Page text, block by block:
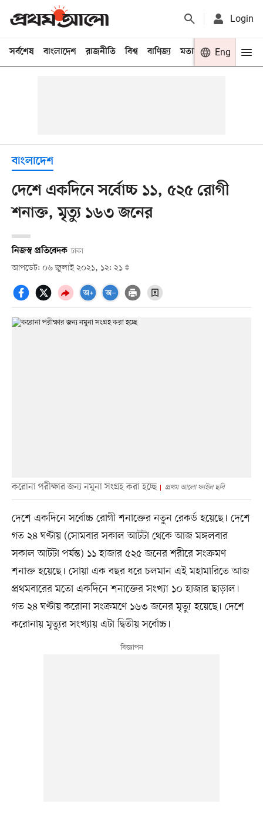
Login
সর্বশেষ বাংলাদেশ রাজনীতি বিশ্ব বাণিজ্য মতামত খেলা
Eng
বাংলাদেশ
দেশে একদিনে সর্বোচ্চ ১১, ৫২৫ রোগী
শনাক্ত, মৃত্যু ১৬৩ জনের
নিজস্ব প্রতিবেদক ঢাকা
আপডেট: ০৬ জুলাই ২০২১, ১২: ২১
করোনা পরীক্ষার জন্য নমুনা সংগ্রহ করা হচ্ছে প্রথম আলো ফাইল ছবি
দেশে একদিনে সর্বোচ্চ রোগী শনাক্তের নতুন রেকর্ড হয়েছে। দেশে
গত ২৪ ঘণ্টায় (সোমবার সকাল আটটা থেকে আজ মঙ্গলবার
সকাল আটটা পর্যন্ত) ১১ হাজার ৫২৫ জনের শরীরে সংক্রমণ
শনাক্ত হয়েছে। সোয়া এক বছর ধরে চলমান এই মহামারিতে আজ
প্রথমবারের মতো একদিনে শনাক্তের সংখ্যা ১০ হাজার ছাড়াল।
গত ২৪ ঘণ্টায় করোনা সংক্রমণে ১৬৩ জনের মৃত্যু হয়েছে। দেশে
করোনায় মৃত্যুর সংখ্যায় এটা দ্বিতীয় সর্বোচ্চ।